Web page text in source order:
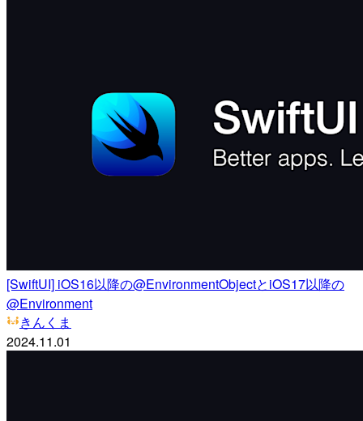
[SwiftUI] iOS16以降の@EnvironmentObjectとiOS17以降の
@Environment
きんくま
2024.11.01